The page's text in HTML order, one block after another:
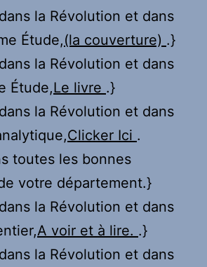
la Révolution et dans
Étude,(la couverture) .}
la Révolution et dans
Étude,Le livre .}
la Révolution et dans
Clicker Ici .
toutes les bonnes
votre département.}
la Révolution et dans
A voir et à lire. .}
la Révolution et dans